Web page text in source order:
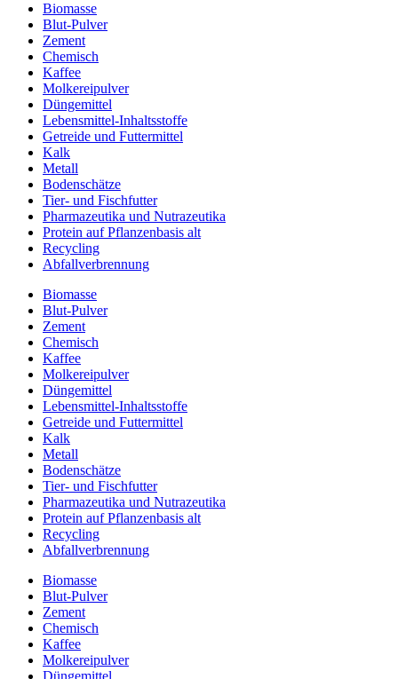
Biomasse
Blut-Pulver
Zement
Chemisch
Kaffee
Molkereipulver
Düngemittel
Lebensmittel-Inhaltsstoffe
Getreide und Futtermittel
Kalk
Metall
Bodenschätze
Tier- und Fischfutter
Pharmazeutika und Nutrazeutika
Protein auf Pflanzenbasis alt
Recycling
Abfallverbrennung
Biomasse
Blut-Pulver
Zement
Chemisch
Kaffee
Molkereipulver
Düngemittel
Lebensmittel-Inhaltsstoffe
Getreide und Futtermittel
Kalk
Metall
Bodenschätze
Tier- und Fischfutter
Pharmazeutika und Nutrazeutika
Protein auf Pflanzenbasis alt
Recycling
Abfallverbrennung
Biomasse
Blut-Pulver
Zement
Chemisch
Kaffee
Molkereipulver